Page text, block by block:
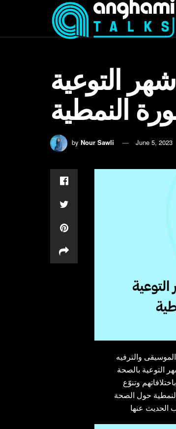
التوعية
النمطية
by Nour Sawli June 5, 2023
والترفيه
التوعية بالصحة
وتنوّع
حول الصحة
الحديث عنها